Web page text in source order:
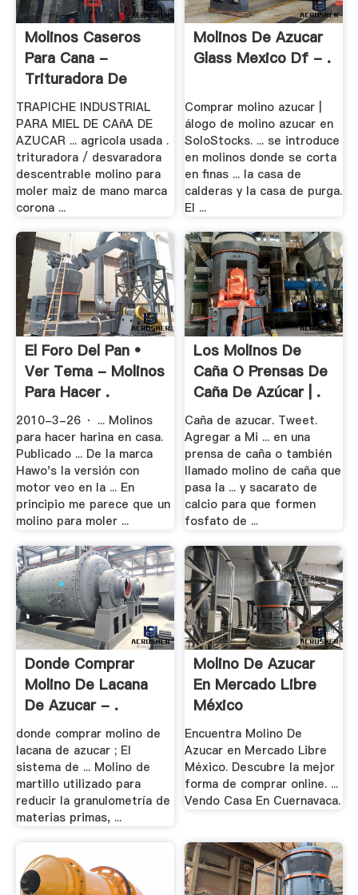
Molinos Caseros
Para Cana -
Trituradora De
Cono
TRAPICHE INDUSTRIAL
PARA MIEL DE CAñA DE
AZUCAR ... agricola usada .
trituradora / desvaradora
descentrable molino para
moler maiz de mano marca
corona ...
Molinos De Azucar
Glass Mexico Df - .
Comprar molino azucar |
álogo de molino azucar en
SoloStocks. ... se introduce
en molinos donde se corta
en finas ... la casa de
calderas y la casa de purga.
El ...
El Foro Del Pan •
Ver Tema - Molinos
Para Hacer .
2010-3-26 · ... Molinos
para hacer harina en casa.
Publicado ... De la marca
Hawo's la versión con
motor veo en la ... En
principio me parece que un
molino para moler ...
Los Molinos De
Caña O Prensas De
Caña De Azúcar | .
Caña de azucar. Tweet.
Agregar a Mi ... en una
prensa de caña o también
llamado molino de caña que
pasa la ... y sacarato de
calcio para que formen
fosfato de ...
Donde Comprar
Molino De Lacana
De Azucar - .
donde comprar molino de
lacana de azucar ; El
sistema de ... Molino de
martillo utilizado para
reducir la granulometría de
materias primas, ...
Molino De Azucar
En Mercado Libre
México
Encuentra Molino De
Azucar en Mercado Libre
México. Descubre la mejor
forma de comprar online. ...
Vendo Casa En Cuernavaca.